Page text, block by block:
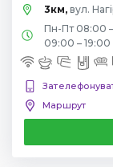
3км, вул.
Пн-Пт 08:00
09:00 – 19:00
Маршрут